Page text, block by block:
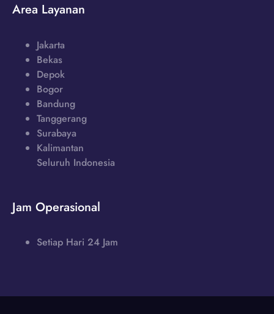
Area Layanan
Jakarta
Bekas
Depok
Bogor
Bandung
Tanggerang
Surabaya
Kalimantan
Seluruh Indonesia
Jam Operasional
Setiap Hari 24 Jam